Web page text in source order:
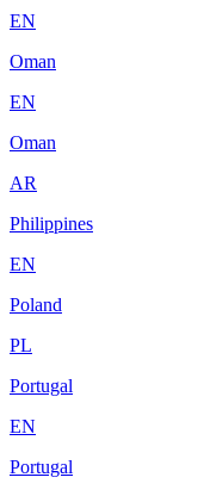
EN
Oman
EN
Oman
AR
Philippines
EN
Poland
PL
Portugal
EN
Portugal